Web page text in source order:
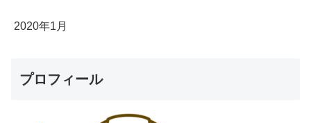
2020年1月
プロフィール